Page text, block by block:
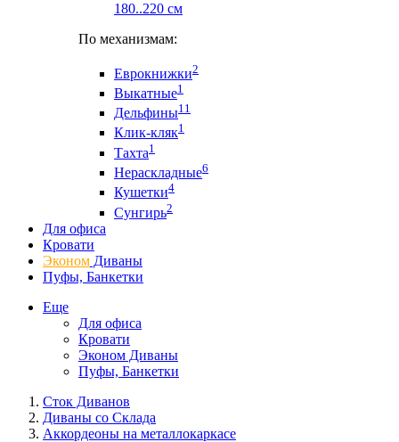
180..220 см
По механизмам:
Еврокнижки2
Выкатные1
Дельфины11
Клик-кляк1
Тахта1
Нераскладные6
Кушетки4
Сунгирь2
Для офиса
Кровати
Эконом Диваны
Пуфы, Банкетки
Еще
Для офиса
Кровати
Эконом Диваны
Пуфы, Банкетки
Сток Диванов
Диваны со Склада
Аккордеоны на металлокаркасе